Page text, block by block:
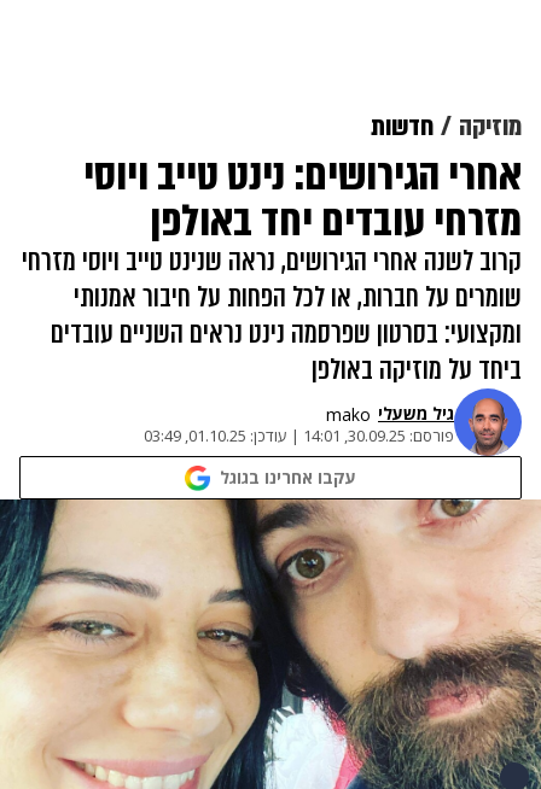
מוזיקה חדשות
אחרי הגירושים: נינט טייב ויוסי
מזרחי עובדים יחד באולפן
קרוב לשנה אחרי הגירושים, נראה שנינט טייב ויוסי מזרחי
שומרים על חברות, או לכל הפחות על חיבור אמנותי
ומקצועי: בסרטון שפרסמה נינט נראים השניים עובדים
ביחד על מוזיקה באולפן
גיל משעלי mako
פורסם: 30.09.25, 14:01
| עודכן: 01.10.25, 03:49
עקבו אחרינו בגוגל